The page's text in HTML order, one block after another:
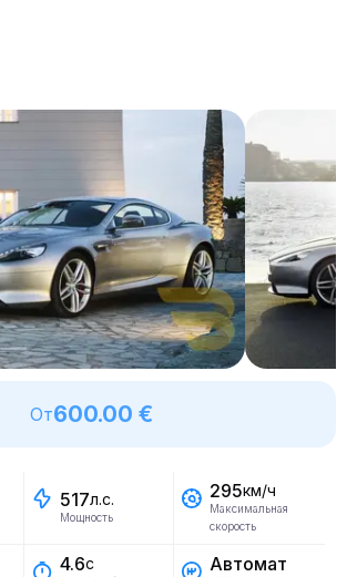
От600.00 €
517л.с.
Мощность
295км/ч
Максимальная
скорость
4.6с Автомат